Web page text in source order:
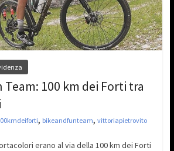
Team: 100 km dei Forti tra
, bikeandfunteam, vittoriapietrovito
erano al via della 100 km dei Forti